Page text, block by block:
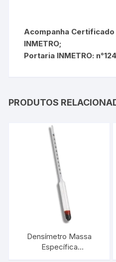
Acompanha
INMETRO;
Portaria INMETRO:
PRODUTOS
Densímetro Massa
Específica